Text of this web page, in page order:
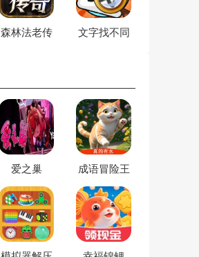
森林法老传
文字找不同
爱之巢 成语冒险王